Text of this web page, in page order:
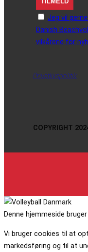
Jeg vil
Danish
vilkårene for
Privatlivspolitik
COPYRIGHT
Denne hjemmeside
Vi bruger cookies til at
markedsføring og til at